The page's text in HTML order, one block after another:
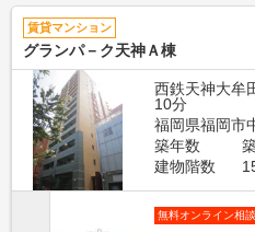
賃貸マンション
グランパ－ク天神Ａ棟
西鉄天神大牟
10分
福岡県福岡市
築年数
建物階数
無料オンライン相